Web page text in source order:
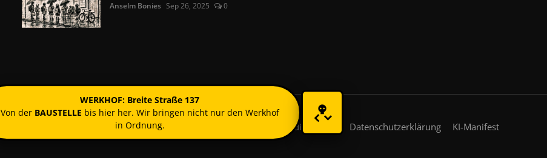
Anselm Bonies Sep 26, 2025 0
Nutzungsbedingungen Datenschutzerklärung KI-Manifest
WERKHOF: Breite Straße 137
Von der BAUSTELLE bis hier her. Wir bringen nicht nur den Werkhof
in Ordnung.